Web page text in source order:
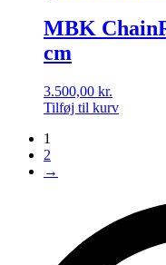
MBK
cm
3.500,00 kr.
Tilføj til kurv
1
2
→